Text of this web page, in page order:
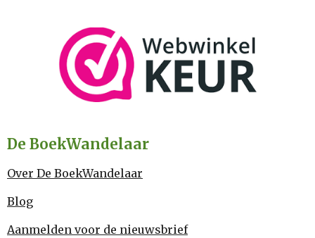
De BoekWandelaar
Over De BoekWandelaar
Blog
Aanmelden voor de nieuwsbrief